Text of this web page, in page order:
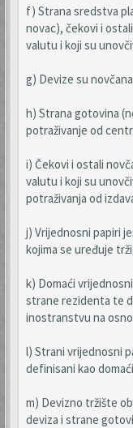
f) Strana sredstva
novac), čekovi i
valutu i koji su
g) Devize su
h) Strana gotovina
potraživanje od
i) Čekovi i ostali
valutu i koji su
potraživanja od
j) Vrijednosni papiri
kojima se uređuje
k) Domaći
strane rezidenta te
inostranstvu na
l) Strani vrijednosni
definisani kao
m) Devizno tržište
deviza i strane